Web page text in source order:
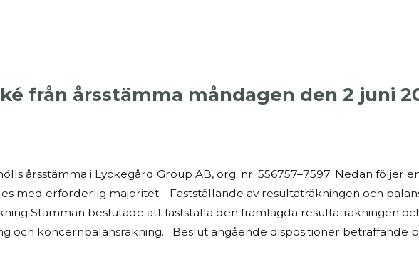
från årsstämma måndagen den 2 juni
årsstämma i Lyckegård Group AB, org. nr. 556757–7597. Nedan följer
med erforderlig majoritet. Fastställande av resultaträkningen och
Stämman beslutade att fastställa den framlagda resultaträkningen
och koncernbalansräkning. Beslut angående dispositioner beträffande